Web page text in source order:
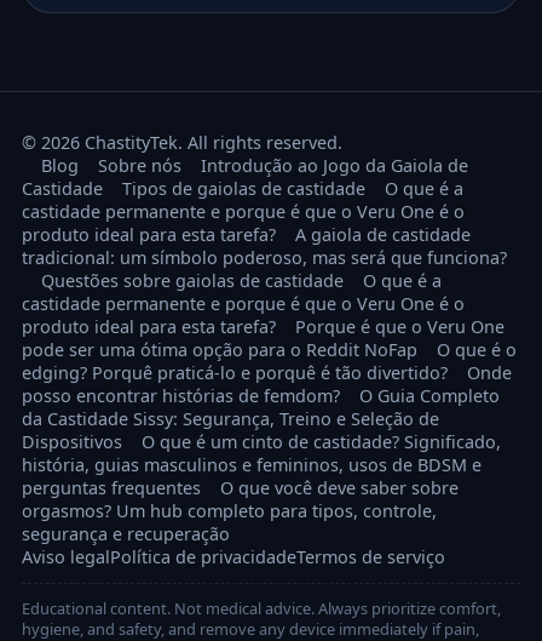
© 2026 ChastityTek. All rights reserved.
Blog
Sobre nós
Introdução ao Jogo da Gaiola de
Castidade
Tipos de gaiolas de castidade
O que é a
castidade permanente e porque é que o Veru One é o
produto ideal para esta tarefa?
A gaiola de castidade
tradicional: um símbolo poderoso, mas será que funciona?
Questões sobre gaiolas de castidade
O que é a
castidade permanente e porque é que o Veru One é o
produto ideal para esta tarefa?
Porque é que o Veru One
pode ser uma ótima opção para o Reddit NoFap
O que é o
edging? Porquê praticá-lo e porquê é tão divertido?
Onde
posso encontrar histórias de femdom?
O Guia Completo
da Castidade Sissy: Segurança, Treino e Seleção de
Dispositivos
O que é um cinto de castidade? Significado,
história, guias masculinos e femininos, usos de BDSM e
perguntas frequentes
O que você deve saber sobre
orgasmos? Um hub completo para tipos, controle,
segurança e recuperação
Aviso legalPolítica de privacidadeTermos de serviço
Educational content. Not medical advice. Always prioritize comfort,
hygiene, and safety, and remove any device immediately if pain,